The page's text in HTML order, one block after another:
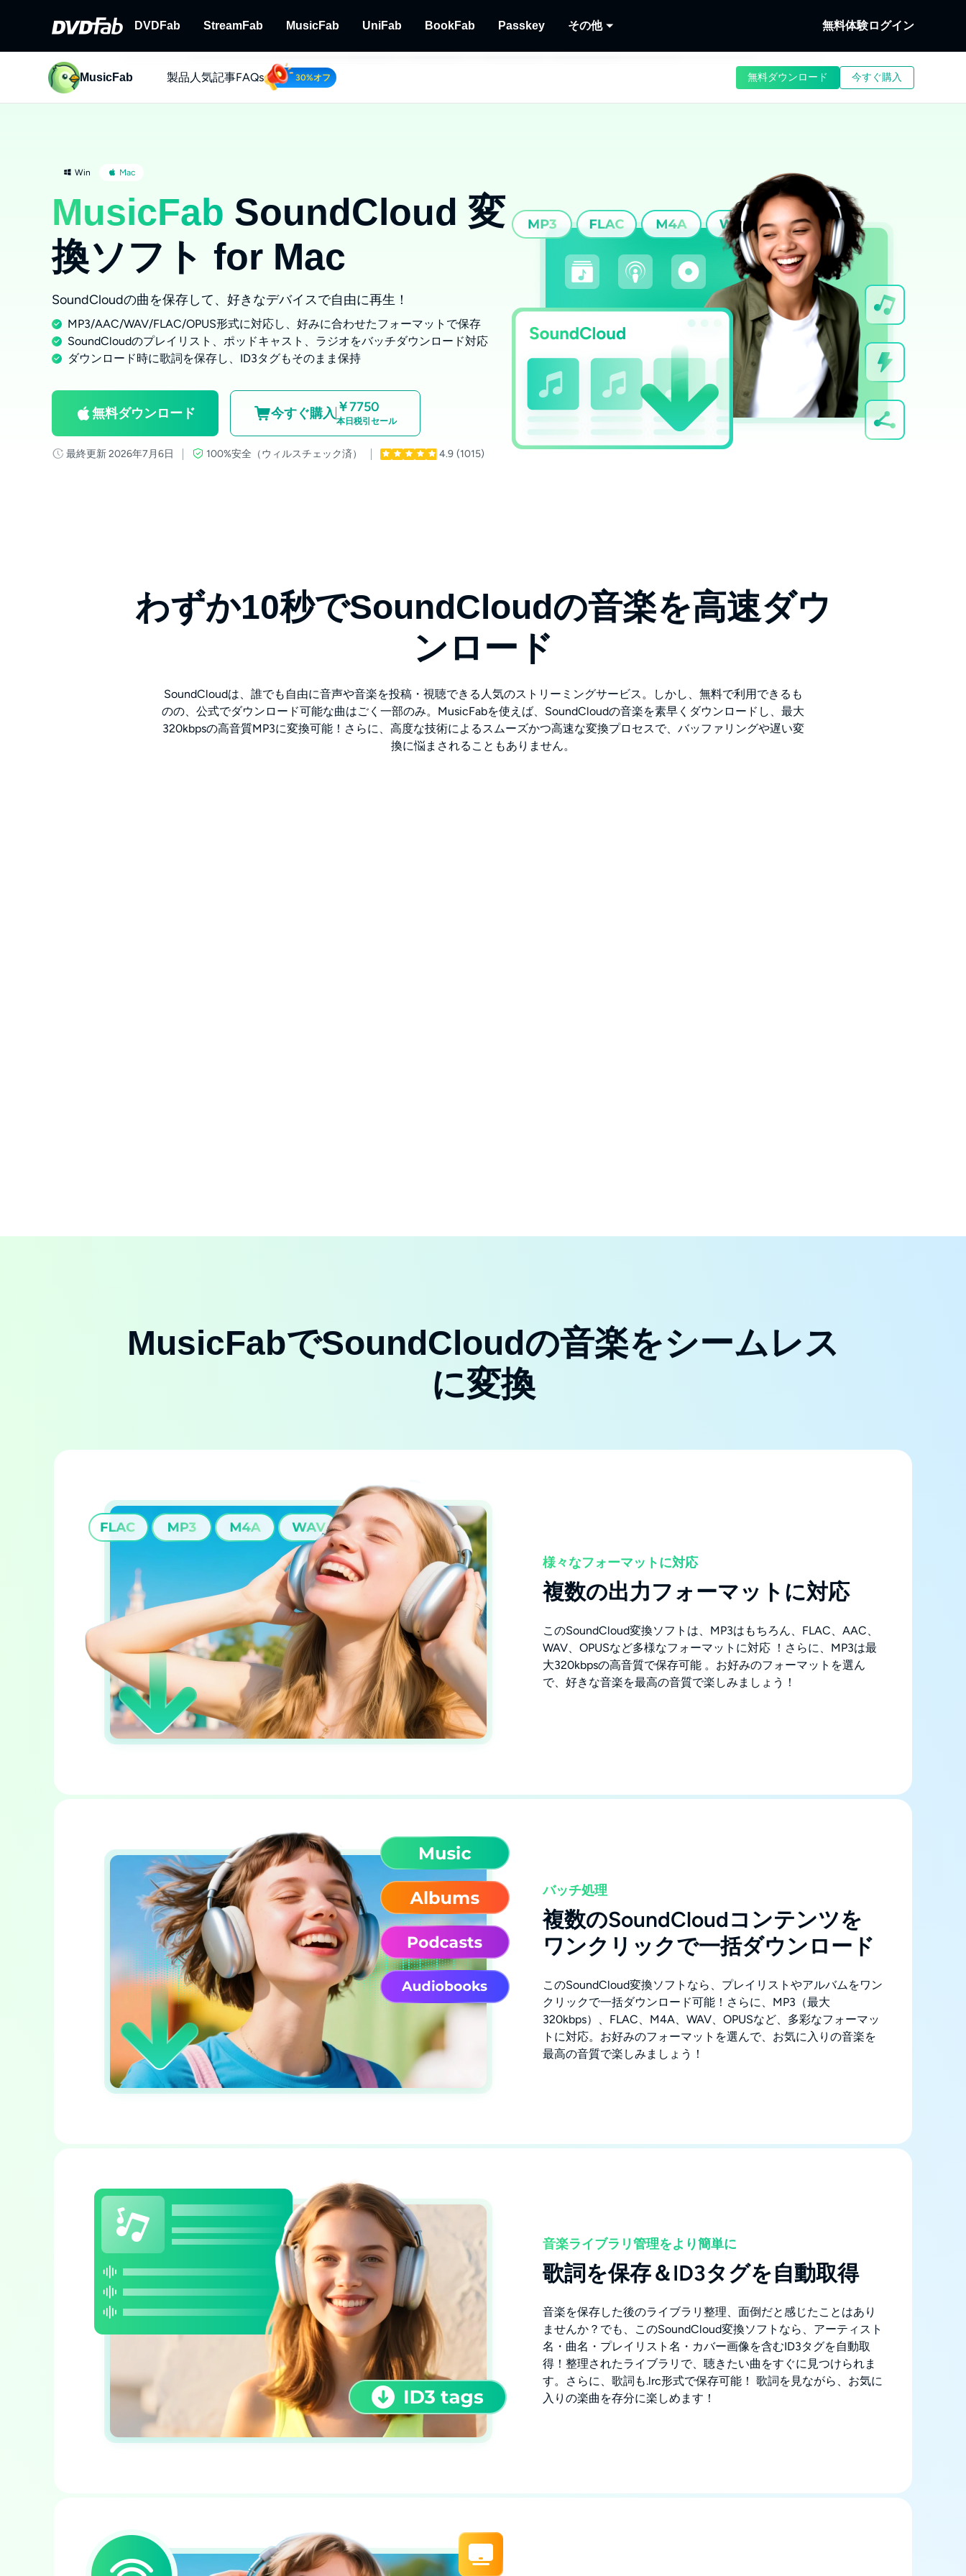
DVDFab
DVDFab
完全なDVD/ブルーレイ/UHDソリューショ
StreamFab
StreamFab
ストリーミング動画をダウンロードする
MusicFab
MusicFab
UniFab BookFab Passkey その他 無料体験ログイン
MusicFab 製品人気記事FAQs 30%オフ 無料ダウンロード 今すぐ購入
Win Mac
MusicFab SoundCloud 変
換ソフト for Mac
SoundCloudの曲を保存して、好きなデバイスで自由に再生！
MP3/AAC/WAV/FLAC/OPUS形式に対応し、好みに合わせたフォーマットで保存
SoundCloudのプレイリスト、ポッドキャスト、ラジオをバッチダウンロード対応
ダウンロード時に歌詞を保存し、ID3タグもそのまま保持
無料ダウンロード 今すぐ購入 ￥7750
本日税引セール
最終更新 2026年7月6日 100%安全（ウィルスチェック済） 4.9 (1015)
わずか10秒でSoundCloudの音楽を高速ダウ
ンロード
SoundCloudは、誰でも自由に音声や音楽を投稿・視聴できる人気のストリーミングサービス。しかし、無料で利用できるも
のの、公式でダウンロード可能な曲はごく一部のみ。MusicFabを使えば、SoundCloudの音楽を素早くダウンロードし、最大
320kbpsの高音質MP3に変換可能！さらに、高度な技術によるスムーズかつ高速な変換プロセスで、バッファリングや遅い変
換に悩まされることもありません。
MusicFabでSoundCloudの音楽をシームレス
に変換
様々なフォーマットに対応
複数の出力フォーマットに対応
このSoundCloud変換ソフトは、MP3はもちろん、FLAC、AAC、
WAV、OPUSなど多様なフォーマットに対応 ！さらに、MP3は最
大320kbpsの高音質で保存可能 。お好みのフォーマットを選ん
で、好きな音楽を最高の音質で楽しみましょう！
バッチ処理
複数のSoundCloudコンテンツを
ワンクリックで一括ダウンロード
このSoundCloud変換ソフトなら、プレイリストやアルバムをワン
クリックで一括ダウンロード可能！さらに、MP3（最大
320kbps）、FLAC、M4A、WAV、OPUSなど、多彩なフォーマッ
トに対応。お好みのフォーマットを選んで、お気に入りの音楽を
最高の音質で楽しみましょう！
音楽ライブラリ管理をより簡単に
歌詞を保存＆ID3タグを自動取得
音楽を保存した後のライブラリ整理、面倒だと感じたことはあり
ませんか？でも、このSoundCloud変換ソフトなら、アーティスト
名・曲名・プレイリスト名・カバー画像を含むID3タグを自動取
得！整理されたライブラリで、聴きたい曲をすぐに見つけられま
す。さらに、歌詞も.lrc形式で保存可能！ 歌詞を見ながら、お気に
入りの楽曲を存分に楽しめます！